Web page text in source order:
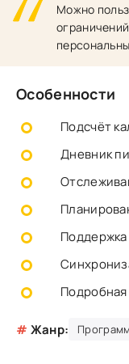
Можно
Особенности
Подсчёт
Дневник
Подробная
# Жанр: